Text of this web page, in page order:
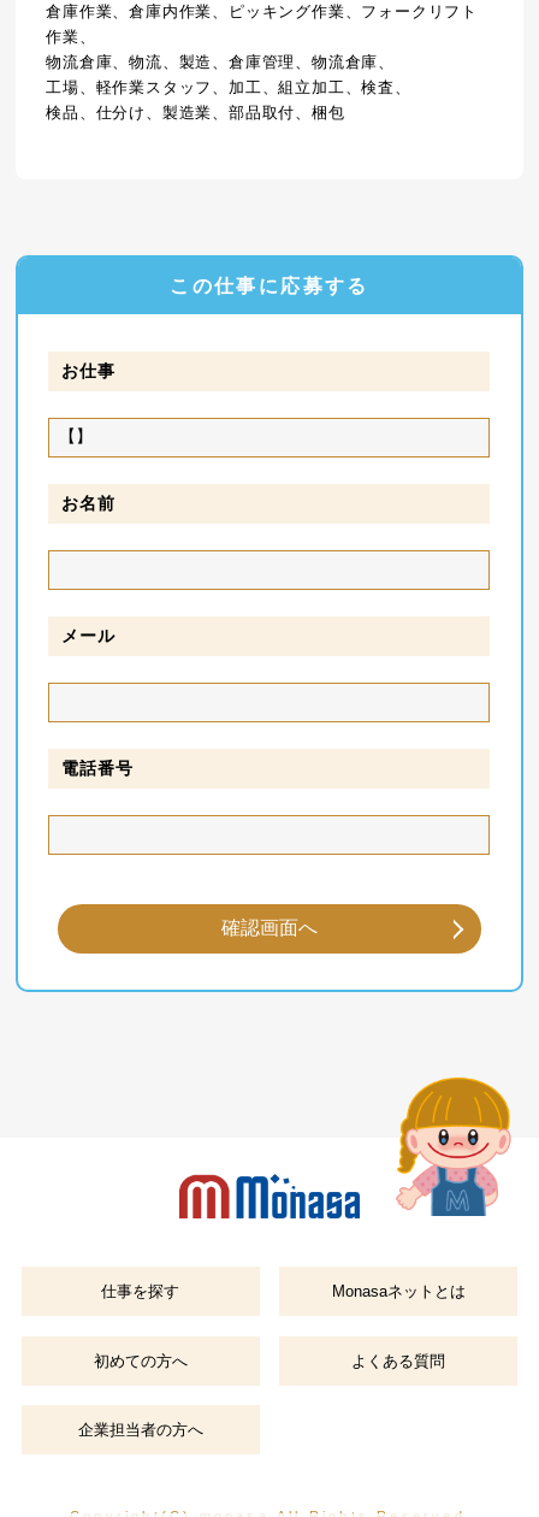
倉庫作業、倉庫内作業、ピッキング作業、フォークリフト
作業、
物流倉庫、物流、製造、倉庫管理、物流倉庫、
工場、軽作業スタッフ、加工、組立加工、検査、
検品、仕分け、製造業、部品取付、梱包
この仕事に応募する
お仕事
お名前
メール
電話番号
仕事を探す Monasaネットとは
初めての方へ よくある質問
企業担当者の方へ